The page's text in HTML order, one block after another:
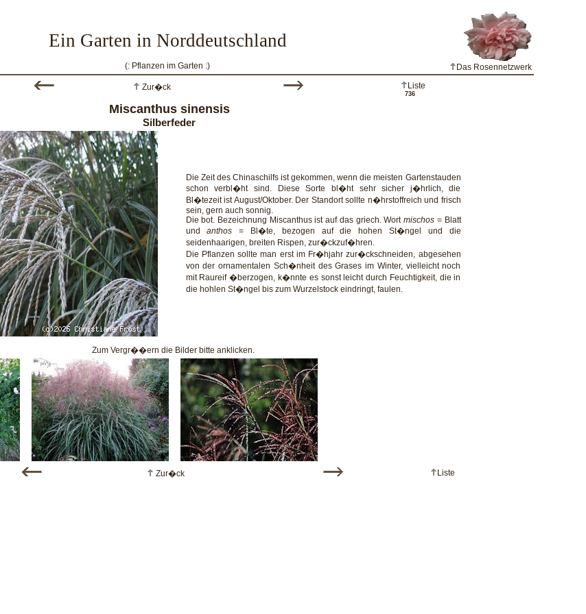
Ein Garten in Norddeutschland
(: Pflanzen im Garten :) Das Rosennetzwerk
Zur�ck Liste
736
Miscanthus sinensis
Silberfeder
Die Zeit des Chinaschilfs ist gekommen, wenn die meisten Gartenstauden
schon verbl�ht sind. Diese Sorte bl�ht sehr sicher j�hrlich, die
Bl�tezeit ist August/Oktober. Der Standort sollte n�hrstoffreich und frisch
sein, gern auch sonnig.
Die bot. Bezeichnung Miscanthus ist auf das griech. Wortmischos = Blatt
undanthos = Bl�te, bezogen auf die hohen St�ngel und die
seidenhaarigen, breiten Rispen, zur�ckzuf�hren.
Die Pflanzen sollte man erst im Fr�hjahr zur�ckschneiden, abgesehen
von der ornamentalen Sch�nheit des Grases im Winter, vielleicht noch
mit Raureif �berzogen, k�nnte es sonst leicht durch Feuchtigkeit, die in
die hohlen St�ngel bis zum Wurzelstock eindringt, faulen.
Zum Vergr��ern die Bilder bitte anklicken.
Zur�ck Liste